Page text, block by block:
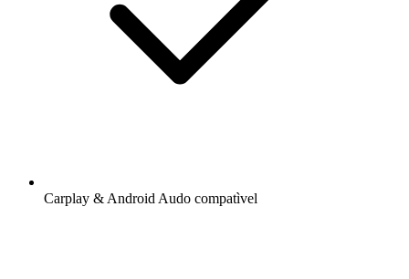
Carplay & Android Audo compatìvel